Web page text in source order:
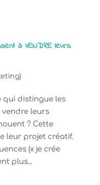
à VENDRE leurs
qui distingue les
vendre leurs
? Cette
leur projet créatif.
(« je crée
plus...